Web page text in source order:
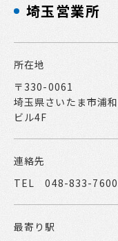
埼玉営業所
所在地
〒330-0061
埼玉県さいたま市浦
ビル4F
連絡先
TEL 048-833-
最寄り駅